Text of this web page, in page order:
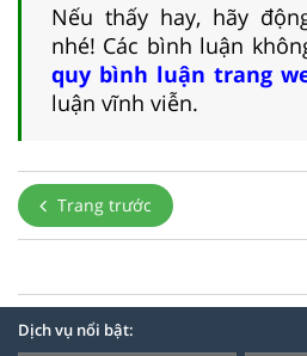
Nếu thấy hay, hãy
nhé! Các bình luận
quy bình luận trang
luận vĩnh viễn.
Trang trước
Dịch vụ nổi bật: